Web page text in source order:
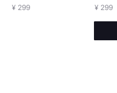
¥ 299
旅行包
¥ 299